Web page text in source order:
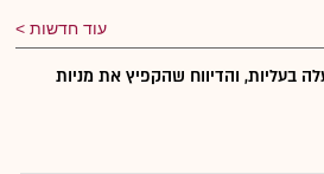
עוד חדשות
בעליות, והדיווח שהקפיץ את מניות